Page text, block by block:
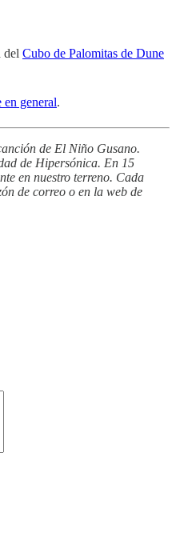
del Cubo de Palomitas de Dune
en general.
de El Niño Gusano.
de Hipersónica. En 15
en nuestro terreno. Cada
de correo o en la web de